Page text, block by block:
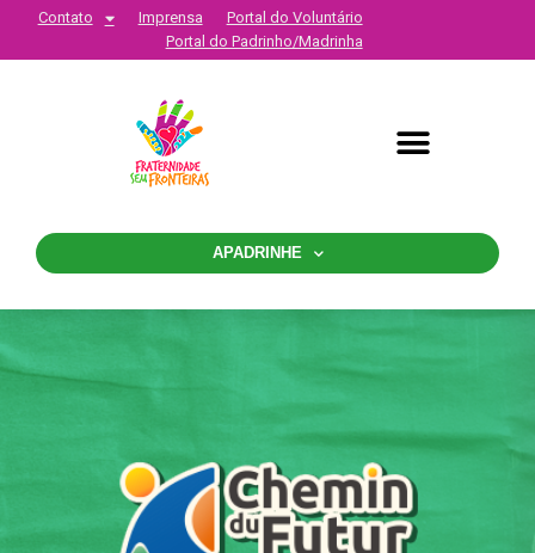
Contato Imprensa
Portal do Voluntário
Portal do Padrinho/Madrinha
APADRINHE